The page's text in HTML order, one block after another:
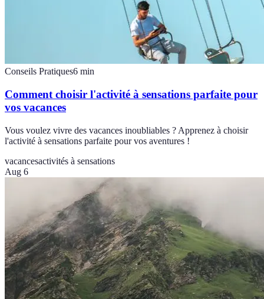
Conseils Pratiques6 min
Comment choisir l'activité à sensations parfaite pour
vos vacances
Vous voulez vivre des vacances inoubliables ? Apprenez à choisir
l'activité à sensations parfaite pour vos aventures !
vacancesactivités à sensations
Aug 6